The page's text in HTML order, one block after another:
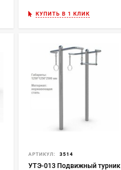
КУПИТЬ В 1 КЛИК
АРТИКУЛ: 3514
УТЭ-013 Подвижный турник